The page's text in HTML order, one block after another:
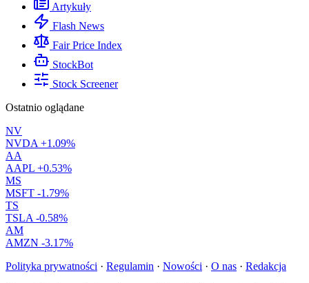
Artykuły
Flash News
Fair Price Index
StockBot
Stock Screener
Ostatnio oglądane
NV
NVDA +1.09%
AA
AAPL +0.53%
MS
MSFT -1.79%
TS
TSLA -0.58%
AM
AMZN -3.17%
Polityka prywatności · Regulamin · Nowości · O nas · Redakcja